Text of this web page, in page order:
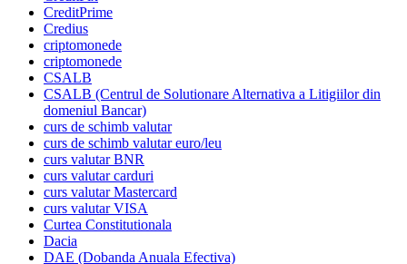
CreditPrime
Credius
criptomonede
criptomonede
CSALB
CSALB (Centrul de Solutionare Alternativa a Litigiilor din
domeniul Bancar)
curs de schimb valutar
curs de schimb valutar euro/leu
curs valutar BNR
curs valutar carduri
curs valutar Mastercard
curs valutar VISA
Curtea Constitutionala
Dacia
DAE (Dobanda Anuala Efectiva)